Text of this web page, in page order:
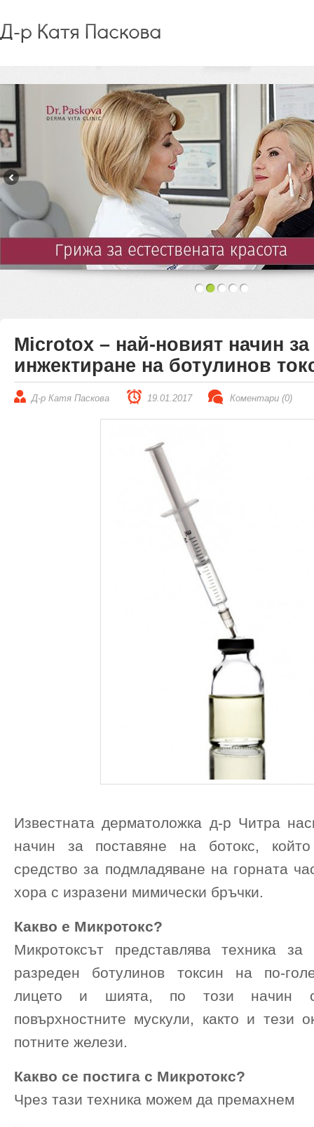
Microtox – най-новият начин за
инжектиране на ботулинов
Д-р Катя Паскова 19.01.2017 Коментари (0)
Известната дерматоложка д-р Читра
начин за поставяне на ботокс,
средство за подмладяване на горната
хора с изразени мимически бръчки.
Какво е Микротокс?
Микротоксът представлява техника
разреден ботулинов токсин на по-
лицето и шията, по този начин
повърхностните мускули, както и тези
потните желези.
Какво се постига с Микротокс?
Чрез тази техника можем да премахнем